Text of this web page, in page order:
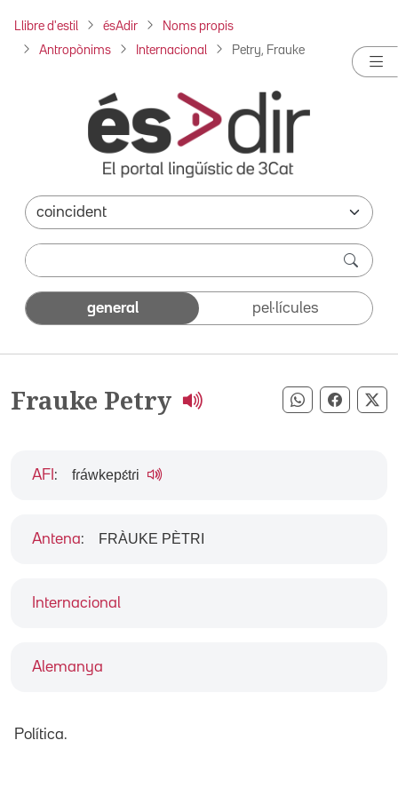
Llibre d'estil ésAdir Noms propis
Antropònims Internacional Petry, Frauke
general pel·lícules
Frauke Petry Compartir
Internacional
Alemanya
AFI : fɾáwkepɛ́tɾi
Antena: FRÀUKE PÈTRI
Política.